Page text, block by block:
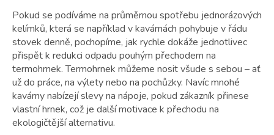
Pokud se podíváme na průměrnou spotřebu jednorázových
kelímků, která se například v kavárnách pohybuje v řádu
stovek denně, pochopíme, jak rychle dokáže jednotlivec
přispět k redukci odpadu pouhým přechodem na
termohrnek. Termohrnek můžeme nosit všude s sebou – ať
už do práce, na výlety nebo na pochůzky. Navíc mnohé
kavárny nabízejí slevy na nápoje, pokud zákazník přinese
vlastní hrnek, což je další motivace k přechodu na
ekologičtější alternativu.